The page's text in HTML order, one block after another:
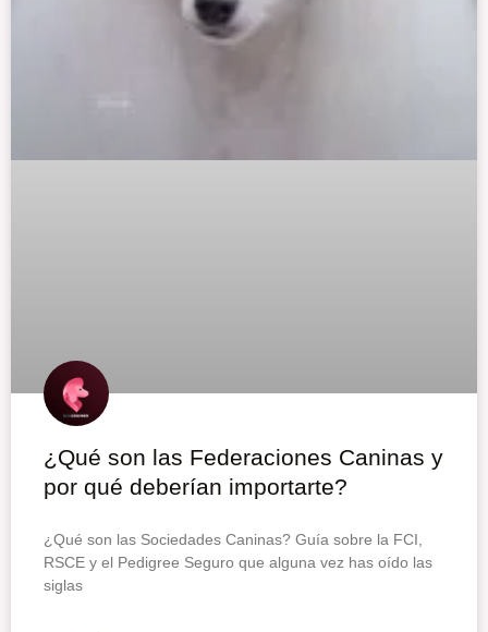
¿Qué son las Federaciones Caninas y
por qué deberían importarte?
¿Qué son las Sociedades Caninas? Guía sobre la FCI,
RSCE y el Pedigree Seguro que alguna vez has oído las
siglas